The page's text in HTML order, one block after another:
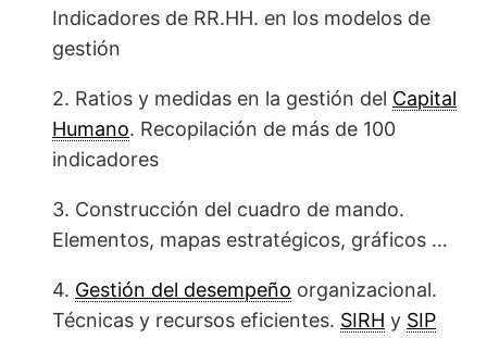
Indicadores de RR.HH. en los modelos de
gestión
2. Ratios y medidas en la gestión del Capital
Humano. Recopilación de más de 100
indicadores
3. Construcción del cuadro de mando.
Elementos, mapas estratégicos, gráficos …
4. Gestión del desempeño organizacional.
Técnicas y recursos eficientes. SIRH y SIP